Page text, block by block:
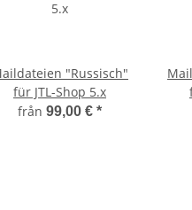
"Russisch"
für JTL-Shop 5.x
från 99,00 € *